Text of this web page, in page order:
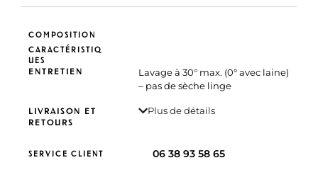
COMPOSITION
CARACTÉRISTIQ
UES
ENTRETIEN
Lavage à 30° max. (0° avec laine)
– pas de sèche linge
LIVRAISON ET
RETOURS
Plus de détails
SERVICE CLIENT 06 38 93 58 65